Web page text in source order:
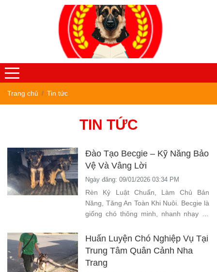
Trang chủ Tin tức
TIN TỨC
Đào Tạo Becgie – Kỹ Năng Bảo
Vệ Và Vâng Lời
Ngày đăng: 09/01/2026 03:34 PM
Rèn Kỷ Luật Chuẩn, Làm Chủ Bản
Năng, Tăng An Toàn Khi Nuôi. Becgie là
giống chó thông minh, nhanh nhạy và
được đào tạo đúng cách sẽ trở thành
“người bạn đồng hành” cực kỳ đáng tin.
Huấn Luyện Chó Nghiệp Vụ Tại
Trung Tâm Quân Cảnh Nha
Trang